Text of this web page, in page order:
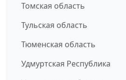
Томская область
Тульская область
Тюменская область
Удмуртская Республика